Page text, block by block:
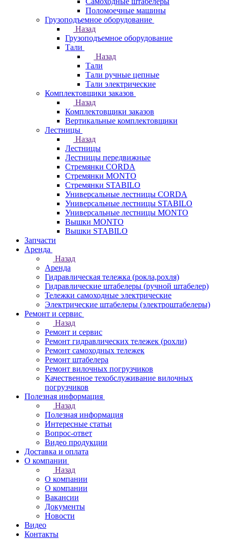
Поломоечные машины
Грузоподъемное оборудование
Назад
Грузоподъемное оборудование
Тали
Назад
Тали
Тали ручные цепные
Тали электрические
Комплектовщики заказов
Назад
Комплектовщики заказов
Вертикальные комплектовщики
Лестницы
Назад
Лестницы
Лестницы передвижные
Стремянки CORDA
Стремянки MONTO
Стремянки STABILO
Универсальные лестницы CORDA
Универсальные лестницы STABILO
Универсальные лестницы MONTO
Вышки MONTO
Вышки STABILO
Запчасти
Аренда
Назад
Аренда
Гидравлическая тележка (рокла,рохля)
Гидравлические штабелеры (ручной штабелер)
Тележки самоходные электрические
Электрические штабелеры (электроштабелеры)
Ремонт и сервис
Назад
Ремонт и сервис
Ремонт гидравлических тележек (рохли)
Ремонт самоходных тележек
Ремонт штабелера
Ремонт вилочных погрузчиков
Качественное техобслуживание вилочных
погрузчиков
Полезная информация
Назад
Полезная информация
Интересные статьи
Вопрос-ответ
Видео продукции
Доставка и оплата
О компании
Назад
О компании
О компании
Вакансии
Документы
Новости
Видео
Контакты